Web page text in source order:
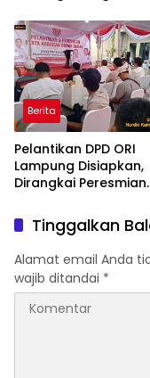
Organisasi Advokat
Berita
Pelantikan DPD ORI
Lampung Disiapkan,
Dirangkai Peresmian
DarahTinggalkan
Alamat email Anda
wajib ditandai *